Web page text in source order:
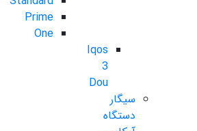
Prime
One
Iqos
3
Dou
سیگار
دستگاه